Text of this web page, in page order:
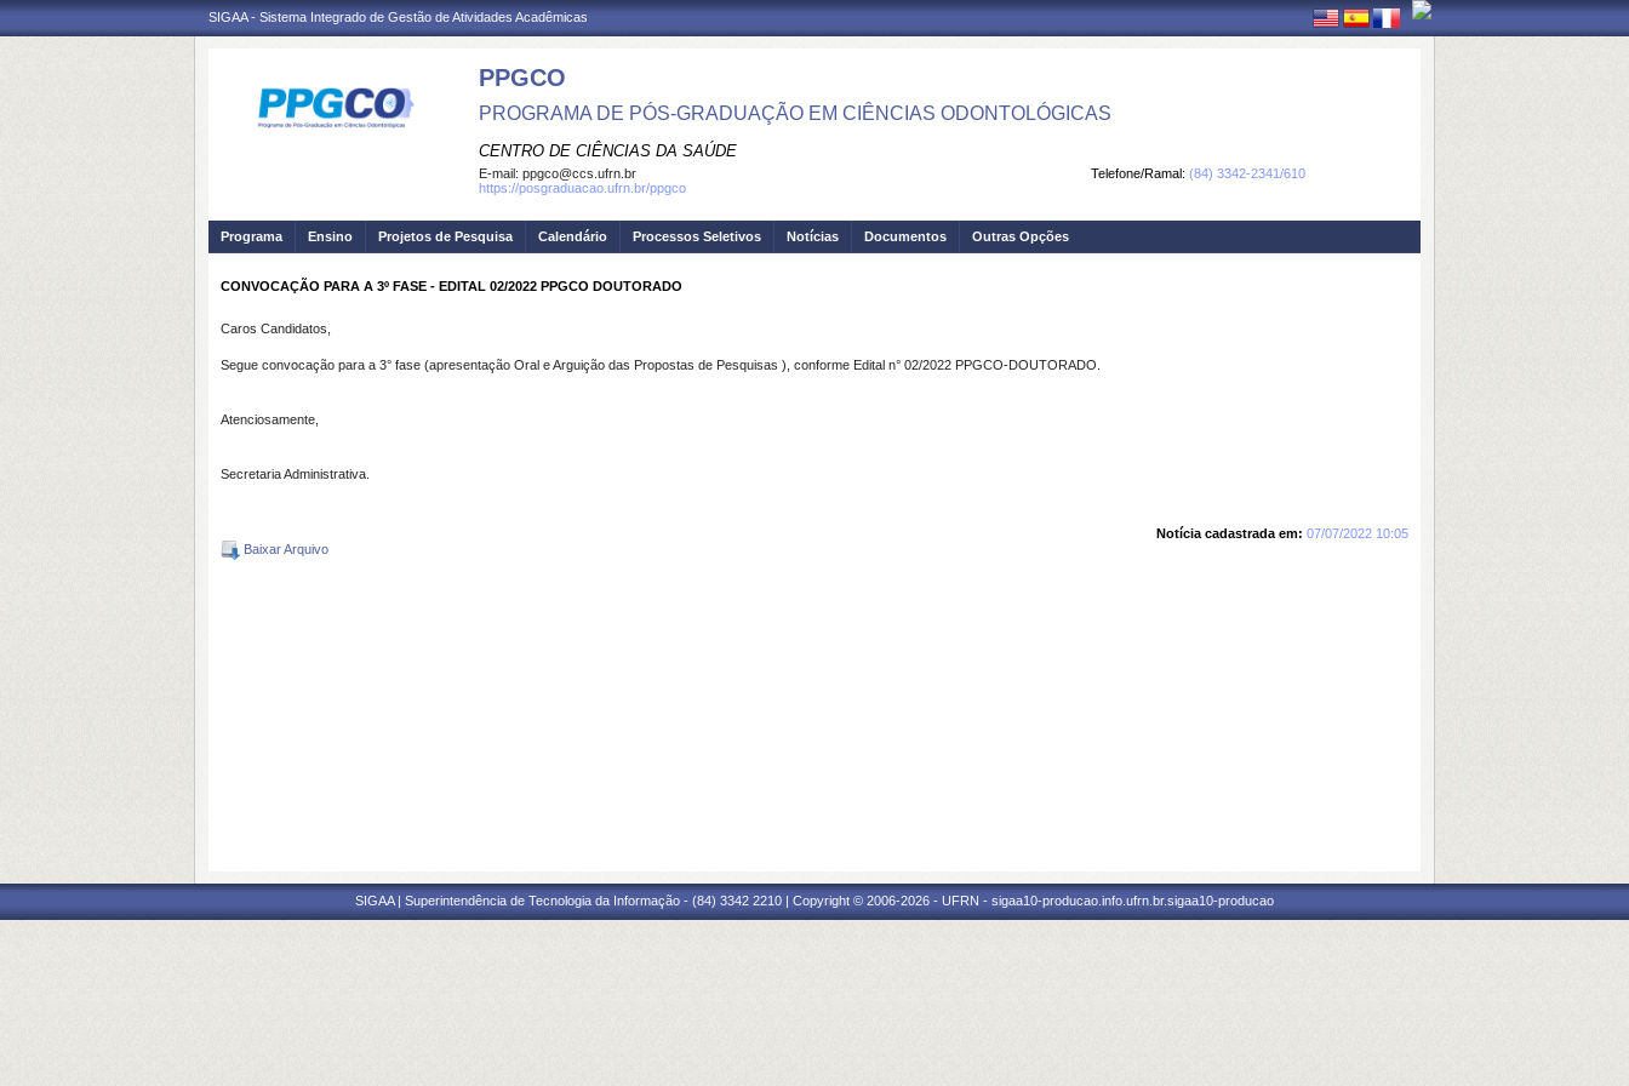
SIGAA - Sistema Integrado de Gestão de Atividades Acadêmicas
PPGCO
PROGRAMA DE PÓS-GRADUAÇÃO EM CIÊNCIAS ODONTOLÓGICAS
CENTRO DE CIÊNCIAS DA SAÚDE
Telefone/Ramal: (84) 3342-2341/610
E-mail: ppgco@ccs.ufrn.br
https://posgraduacao.ufrn.br/ppgco
Programa Ensino Projetos de Pesquisa Calendário Processos Seletivos Notícias Documentos Outras Opções
CONVOCAÇÃO PARA A 3º FASE - EDITAL 02/2022 PPGCO DOUTORADO
Caros Candidatos,
Segue convocação para a 3° fase (apresentação Oral e Arguição das Propostas de Pesquisas ), conforme Edital n° 02/2022 PPGCO-DOUTORADO.
Atenciosamente,
Secretaria Administrativa.
Notícia cadastrada em: 07/07/2022 10:05
Baixar Arquivo
SIGAA | Superintendência de Tecnologia da Informação - (84) 3342 2210 | Copyright © 2006-2026 - UFRN - sigaa10-producao.info.ufrn.br.sigaa10-producao